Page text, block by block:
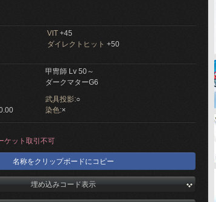
VIT +45
ダイレクトヒット +50
甲冑師 Lv 50～
ダークマターG6
武具投影:○
染色:×
ケット取引不可
名称をクリップボードにコピー
埋め込みコード表示